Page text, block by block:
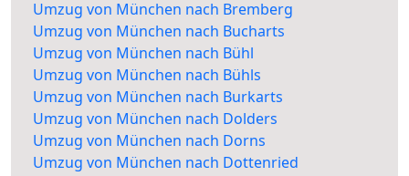
Umzug von München nach Bremberg
Umzug von München nach Bucharts
Umzug von München nach Bühl
Umzug von München nach Bühls
Umzug von München nach Burkarts
Umzug von München nach Dolders
Umzug von München nach Dorns
Umzug von München nach Dottenried